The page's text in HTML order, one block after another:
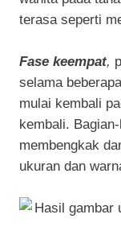
terasa seperti
Fase keempat,
selama
mulai kembali
kembali.
membengkak
ukuran dan